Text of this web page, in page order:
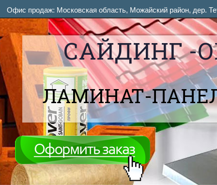
САЙДИНГ -
ЛАМИНАТ-
Офис продаж: Московская область, Можайский район, дер.